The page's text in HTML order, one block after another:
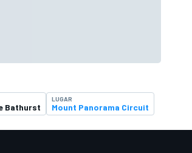
Bathurst
LUGAR
Mount Panorama Circuit